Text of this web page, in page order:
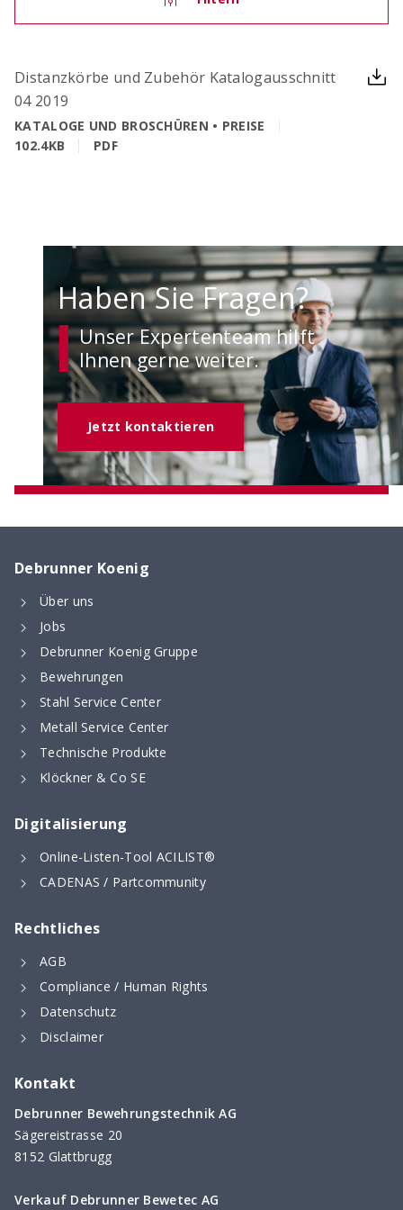
OCIMA – Lebensdauerbemessung
Ziellebensdauer von Stahlbetonbauwerken in der
Planungsphase überprüfen
ACILIST
Bewehrungstechnik-Listen einfach und schnell
erstellen
Digitaler Bewehrungsschieber
Stoss- & Verankerungslängen und
Mindestabmessungen von Abbiegeformen -
digital berechnet nach neuer SIA 262 (2025)
Distanzkörbe und Zubehör Katalogausschnitt
04 2019
KATALOGE UND BROSCHÜREN • PREISE
102.4KB
PDF
Haben Sie Fragen?
Unser Expertenteam hilft
Ihnen gerne weiter.
Jetzt kontaktieren
Debrunner Koenig
Über uns
Jobs
Debrunner Koenig Gruppe
Bewehrungen
Stahl Service Center
Metall Service Center
Technische Produkte
Klöckner & Co SE
Digitalisierung
Online-Listen-Tool ACILIST®
CADENAS / Partcommunity
Rechtliches
AGB
Compliance / Human Rights
Datenschutz
Disclaimer
Kontakt
Debrunner Bewehrungstechnik AG
Sägereistrasse 20
8152 Glattbrugg
Verkauf Debrunner Bewetec AG